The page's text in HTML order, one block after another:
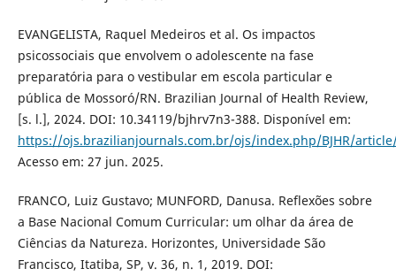
EVANGELISTA, Raquel Medeiros et al. Os impactos
psicossociais que envolvem o adolescente na fase
preparatória para o vestibular em escola particular e
pública de Mossoró/RN. Brazilian Journal of Health Review,
[s. l.], 2024. DOI: 10.34119/bjhrv7n3-388. Disponível em:
https://ojs.brazilianjournals.com.br/ojs/index.php/BJHR/
Acesso em: 27 jun. 2025.
FRANCO, Luiz Gustavo; MUNFORD, Danusa. Reflexões sobre
a Base Nacional Comum Curricular: um olhar da área de
Ciências da Natureza. Horizontes, Universidade São
Francisco, Itatiba, SP, v. 36, n. 1, 2019. DOI: